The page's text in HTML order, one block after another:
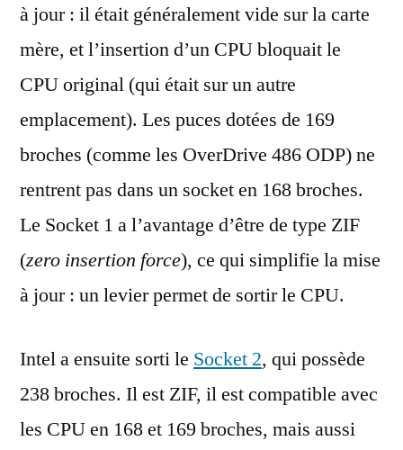
à jour : il était généralement vide sur la carte
mère, et l’insertion d’un CPU bloquait le
CPU original (qui était sur un autre
emplacement). Les puces dotées de 169
broches (comme les OverDrive 486 ODP) ne
rentrent pas dans un socket en 168 broches.
Le Socket 1 a l’avantage d’être de type ZIF
(zero insertion force), ce qui simplifie la mise
à jour : un levier permet de sortir le CPU.
Intel a ensuite sorti le Socket 2, qui possède
238 broches. Il est ZIF, il est compatible avec
les CPU en 168 et 169 broches, mais aussi